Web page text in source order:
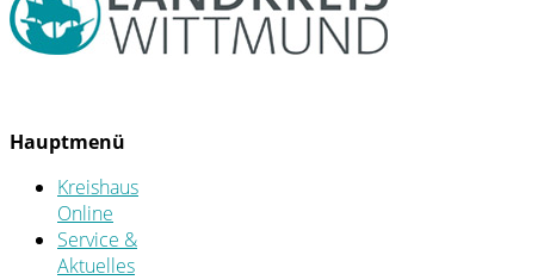
Hauptmenü
Kreishaus
Online
Service &
Aktuelles